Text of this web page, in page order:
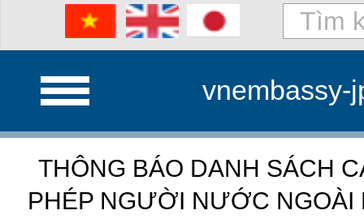
vnembassy-
THÔNG BÁO DANH SÁCH
PHÉP NGƯỜI NƯỚC NGOÀI